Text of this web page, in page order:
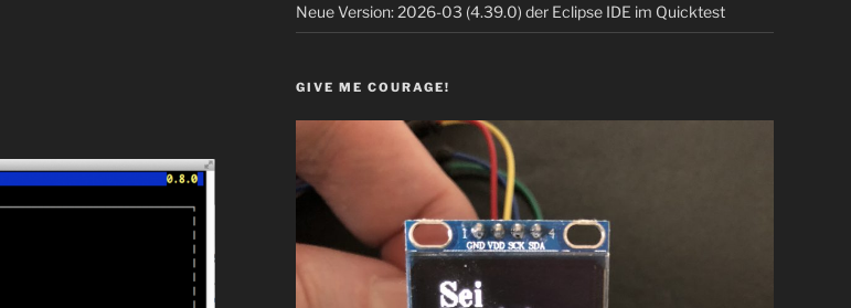
Neue Version: 2026-03 (4.39.0) der Eclipse IDE im Quicktest
GIVE ME COURAGE!